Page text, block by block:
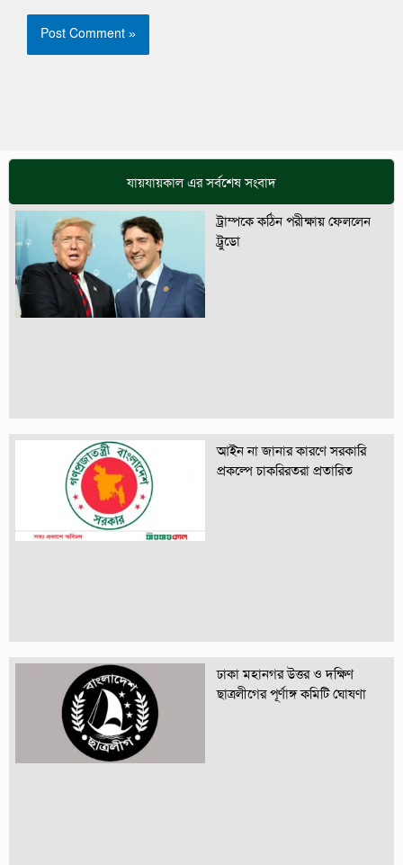
যায়যায়কাল এর সর্বশেষ সংবাদ
ট্রাম্পকে কঠিন পরীক্ষায় ফেললেন
ট্রুডো
আইন না জানার কারণে সরকারি
প্রকল্পে চাকরিরতরা প্রতারিত
ঢাকা মহানগর উত্তর ও দক্ষিণ
ছাত্রলীগের পূর্ণাঙ্গ কমিটি ঘোষণা